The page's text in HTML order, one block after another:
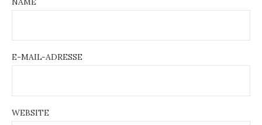
E-MAIL-ADRESSE
WEBSITE